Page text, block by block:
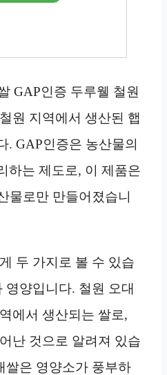
GAP인증 두루웰 철원
원 지역에서 생산된 햅
. GAP인증은 농산물의
하는 제도로, 이 제품은
물로만 만들어졌습니
두 가지로 볼 수 있습
영양입니다. 철원 오대
에서 생산되는 쌀로,
난 것으로 알려져 있습
쌀은 영양소가 풍부하